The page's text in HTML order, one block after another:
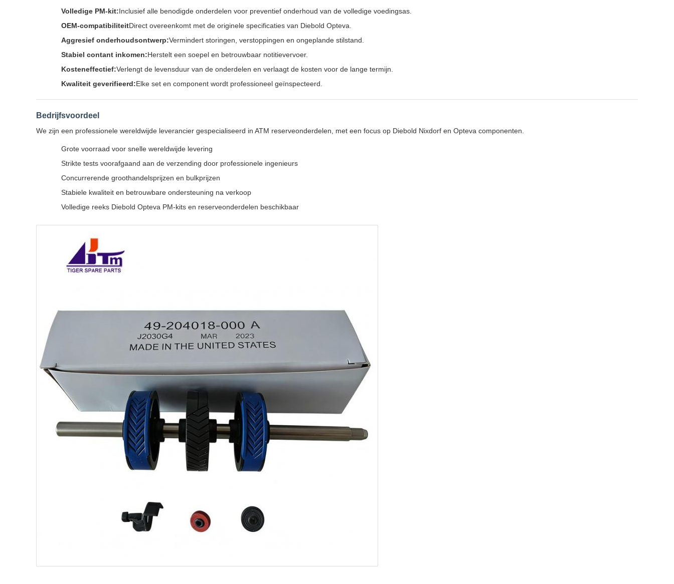
Volledige PM-kit:Inclusief alle benodigde onderdelen voor preventief onderhoud van de volledige voedingsas.
OEM-compatibiliteitDirect overeenkomt met de originele specificaties van Diebold Opteva.
Aggresief onderhoudsontwerp:Vermindert storingen, verstoppingen en ongeplande stilstand.
Stabiel contant inkomen:Herstelt een soepel en betrouwbaar notitievervoer.
Kosteneffectief:Verlengt de levensduur van de onderdelen en verlaagt de kosten voor de lange termijn.
Kwaliteit geverifieerd:Elke set en component wordt professioneel geïnspecteerd.
Bedrijfsvoordeel
We zijn een professionele wereldwijde leverancier gespecialiseerd in ATM reserveonderdelen, met een focus op Diebold Nixdorf en Opteva componenten.
Grote voorraad voor snelle wereldwijde levering
Strikte tests voorafgaand aan de verzending door professionele ingenieurs
Concurrerende groothandelsprijzen en bulkprijzen
Stabiele kwaliteit en betrouwbare ondersteuning na verkoop
Volledige reeks Diebold Opteva PM-kits en reserveonderdelen beschikbaar